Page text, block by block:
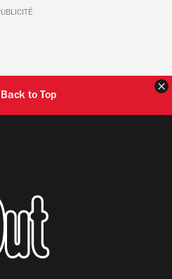
Back to Top